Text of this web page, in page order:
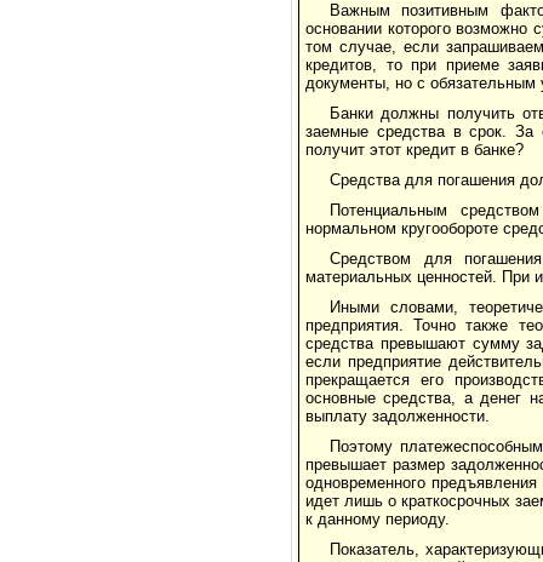
Важным позитивным
основании которого возможно
том случае, если
кредитов, то при приеме
документы, но с обязательным
Банки должны получить
заемные средства в срок. За
получит этот кредит в банке?
Средства для погашения
Потенциальным
нормальном кругообороте
Средством для
материальных ценностей. При
Иными словами,
предприятия. Точно также
средства превышают сумму
если предприятие
прекращается его
основные средства, а денег
выплату задолженности.
Поэтому
превышает размер
одновременного
идет лишь о краткосрочных
к данному периоду.
Показатель,